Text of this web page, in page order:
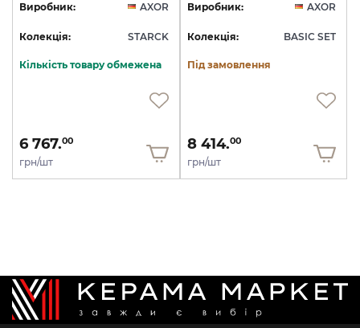
Виробник: AXOR
Колекція: STARCK
Кількість товару обмежена
6 767.00
грн/шт
Виробник: AXOR
Колекція: BASIC SET
Під замовлення
8 414.00
грн/шт